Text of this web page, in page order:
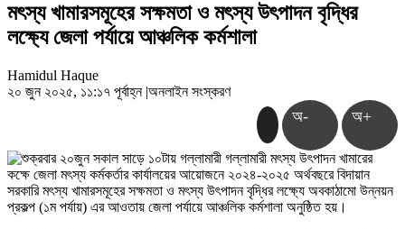
মৎস্য খামারসমূহের সক্ষমতা ও মৎস্য উৎপাদন বৃদ্ধির
লক্ষ্যে জেলা পর্যায়ে আঞ্চলিক কর্মশালা
Hamidul Haque
২০ জুন ২০২৫, ১১:১৭ পূর্বাহ্ন |অনলাইন সংস্করণ
অ- অ+